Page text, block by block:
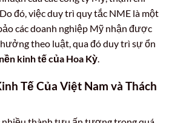
đó, việc duy trì quy tắc NME là một
các doanh nghiệp Mỹ nhận được
theo luật, qua đó duy trì sự ổn
nền kinh tế của Hoa Kỳ.
Tế Của Việt Nam và Thách